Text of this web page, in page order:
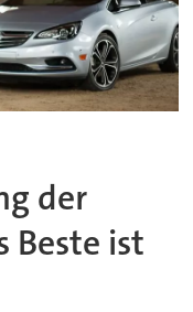
der
Beste ist